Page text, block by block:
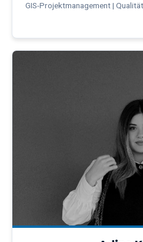
GIS-Projektmanagement |